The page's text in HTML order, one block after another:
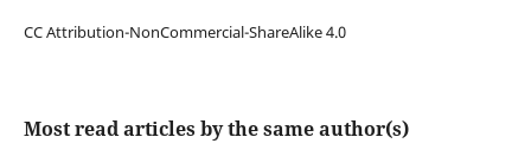
CC Attribution-NonCommercial-ShareAlike 4.0
Most read articles by the same author(s)